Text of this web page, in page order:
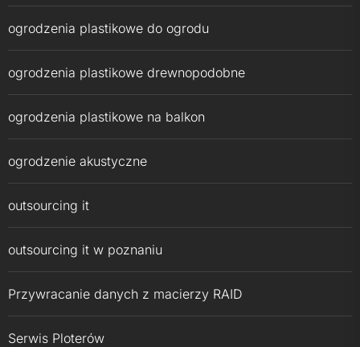
ogrodzenia plastikowe do ogrodu
ogrodzenia plastikowe drewnopodobne
ogrodzenia plastikowe na balkon
ogrodzenie akustyczne
outsourcing it
outsourcing it w poznaniu
Przywracanie danych z macierzy RAID
Serwis Ploterów